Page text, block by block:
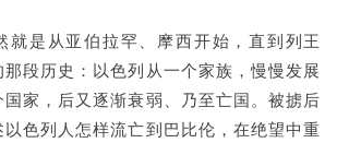
就是从亚伯拉罕、摩西开始，直到列王
段历史：以色列从一个家族，慢慢发展
家，后又逐渐衰弱、乃至亡国。被掳后
色列人怎样流亡到巴比伦，在绝望中重